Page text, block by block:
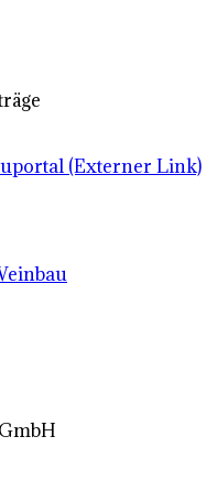
(Externer Link)